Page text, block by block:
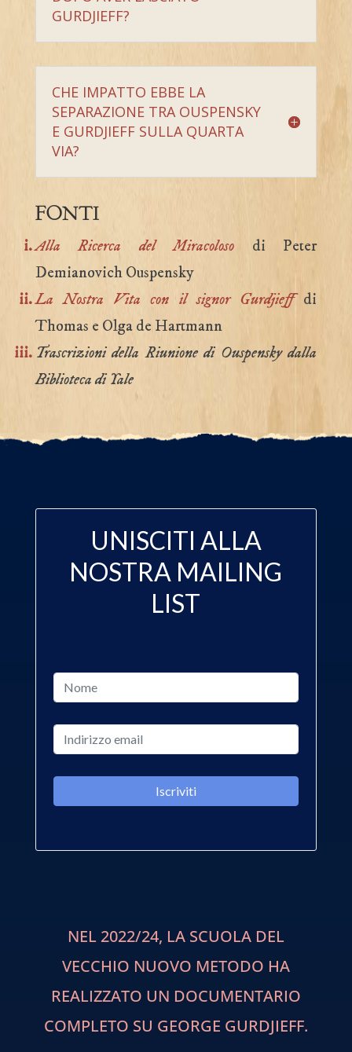
GURDJIEFF?
CHE IMPATTO EBBE LA
SEPARAZIONE TRA OUSPENSKY
E GURDJIEFF SULLA QUARTA
VIA?
FONTI
AllaRicerca del Miracoloso di Peter
Demianovich Ouspensky
LaNostra Vita con il signor Gurdjieffdi
Thomas e Olga de Hartmann
Trascrizioni dellaRiunionedi Ouspensky dalla
Biblioteca di Yale
UNISCITI ALLA
NOSTRA MAILING
LIST
NEL 2022/24, LA SCUOLA DEL
VECCHIO NUOVO METODO HA
REALIZZATO UN DOCUMENTARIO
COMPLETO SU GEORGE GURDJIEFF.